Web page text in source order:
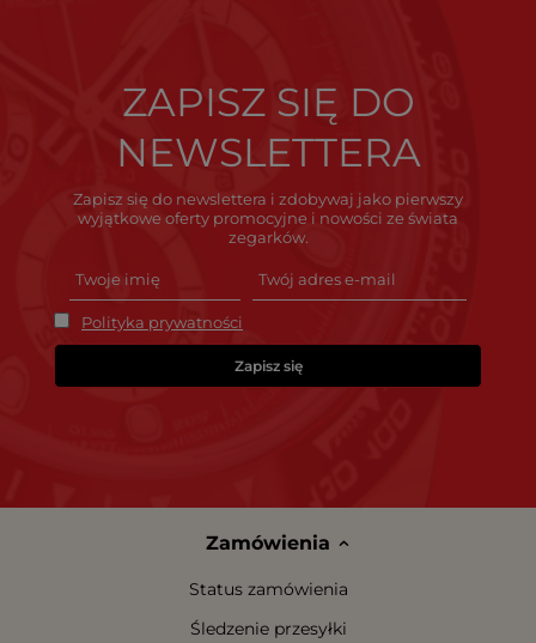
ZAPISZ SIĘ DO
NEWSLETTERA
Zapisz się do newslettera i zdobywaj jako pierwszy
wyjątkowe oferty promocyjne i nowości ze świata
zegarków.
Polityka prywatności
Zapisz się
Zamówienia
Status zamówienia
Śledzenie przesyłki